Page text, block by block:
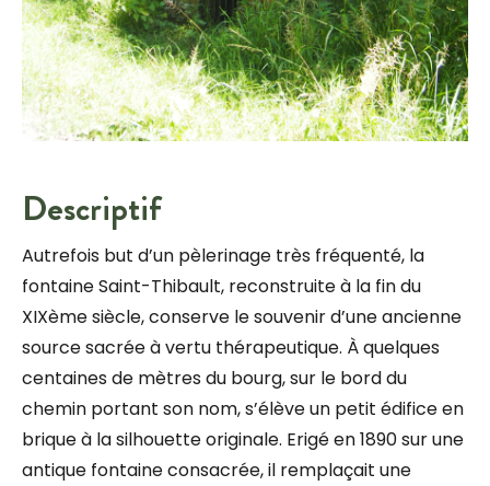
Descriptif
Autrefois but d’un pèlerinage très fréquenté, la
fontaine Saint-Thibault, reconstruite à la fin du
XIXème siècle, conserve le souvenir d’une ancienne
source sacrée à vertu thérapeutique. À quelques
centaines de mètres du bourg, sur le bord du
chemin portant son nom, s’élève un petit édifice en
brique à la silhouette originale. Erigé en 1890 sur une
antique fontaine consacrée, il remplaçait une